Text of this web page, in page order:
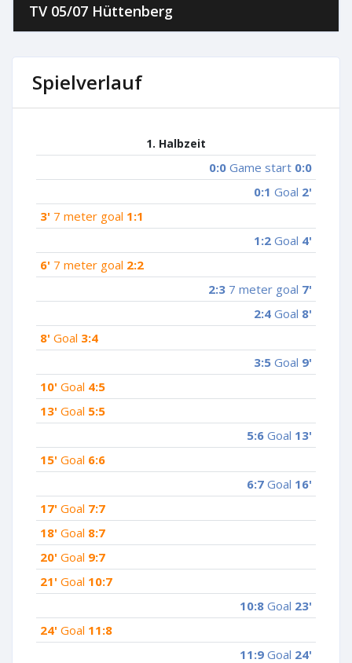
TV 05/07 Hüttenberg
Spielverlauf
1. Halbzeit
0:0 Game start 0:0
0:1 Goal 2'
3' 7 meter goal 1:1
1:2 Goal 4'
6' 7 meter goal 2:2
2:3 7 meter goal 7'
2:4 Goal 8'
8' Goal 3:4
3:5 Goal 9'
10' Goal 4:5
13' Goal 5:5
5:6 Goal 13'
15' Goal 6:6
6:7 Goal 16'
17' Goal 7:7
18' Goal 8:7
20' Goal 9:7
21' Goal 10:7
10:8 Goal 23'
24' Goal 11:8
11:9 Goal 24'